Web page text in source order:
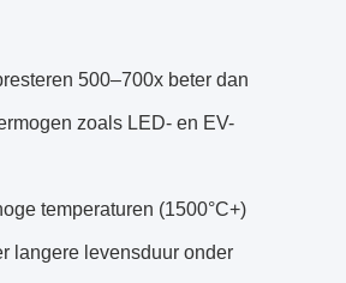
500–700x beter dan
zoals LED- en EV-
temperaturen (1500°C+)
langere levensduur onder